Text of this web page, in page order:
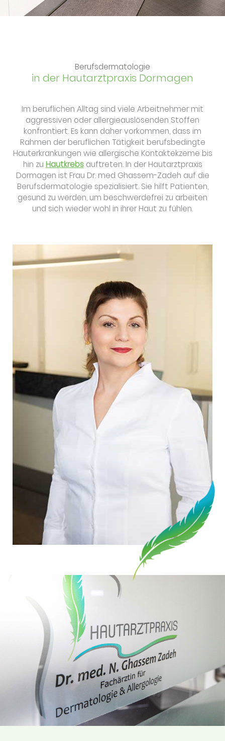
Berufsdermatologie
in der Hautarztpraxis Dormagen
Im beruflichen Alltag sind viele Arbeitnehmer mit
aggressiven oder allergieauslösenden Stoffen
konfrontiert. Es kann daher vorkommen, dass im
Rahmen der beruflichen Tätigkeit berufsbedingte
Hauterkrankungen wie allergische Kontaktekzeme bis
hin zu Hautkrebsauftreten. In der Hautarztpraxis
Dormagen ist Frau Dr. med Ghassem-Zadeh auf die
Berufsdermatologie spezialisiert. Sie hilft Patienten,
gesund zu werden, um beschwerdefrei zu arbeiten
und sich wieder wohl in ihrer Haut zu fühlen.